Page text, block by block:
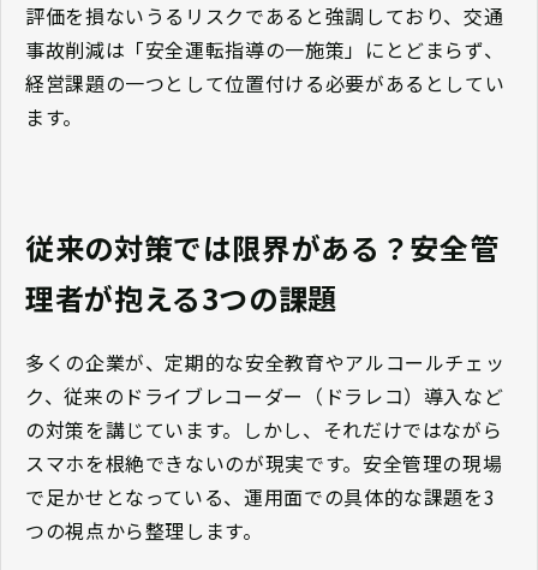
評価を損ないうるリスクであると強調しており、交通
事故削減は「安全運転指導の一施策」にとどまらず、
経営課題の一つとして位置付ける必要があるとしてい
ます。
従来の対策では限界がある？安全管
理者が抱える3つの課題
多くの企業が、定期的な安全教育やアルコールチェッ
ク、従来のドライブレコーダー（ドラレコ）導入など
の対策を講じています。しかし、それだけではながら
スマホを根絶できないのが現実です。安全管理の現場
で足かせとなっている、運用面での具体的な課題を3
つの視点から整理します。